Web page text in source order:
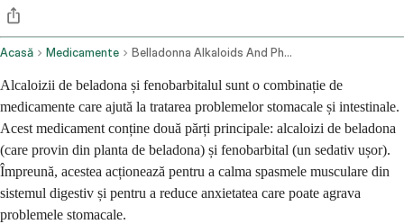
Acasă Medicamente Belladonna Alkaloids And Phenobarbital Oral Route
Alcaloizii de beladona și fenobarbitalul sunt o combinație de
medicamente care ajută la tratarea problemelor stomacale și intestinale.
Acest medicament conține două părți principale: alcaloizi de beladona
(care provin din planta de beladona) și fenobarbital (un sedativ ușor).
Împreună, acestea acționează pentru a calma spasmele musculare din
sistemul digestiv și pentru a reduce anxietatea care poate agrava
problemele stomacale.